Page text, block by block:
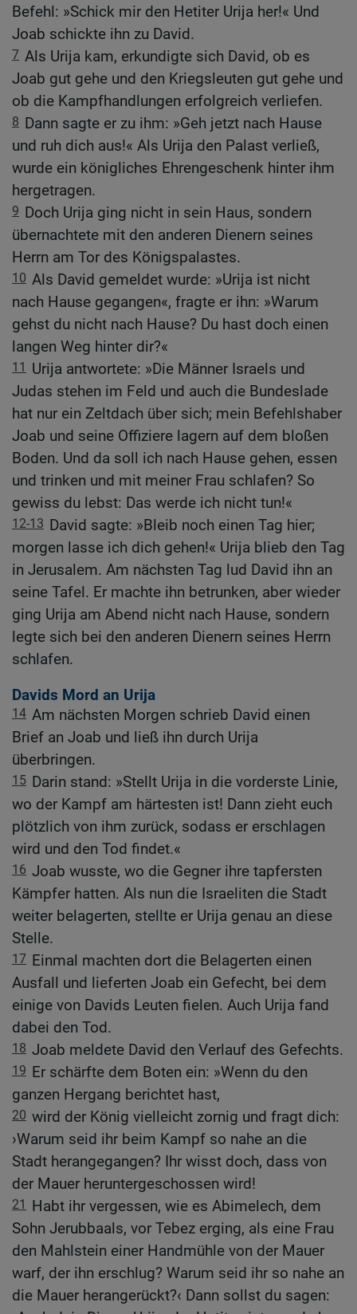
Befehl: »Schick mir den Hetiter Urija her!« Und
Joab schickte ihn zu David.
7 Als Urija kam, erkundigte sich David, ob es
Joab gut gehe und den Kriegsleuten gut gehe und
ob die Kampfhandlungen erfolgreich verliefen.
8 Dann sagte er zu ihm: »Geh jetzt nach Hause
und ruh dich aus!« Als Urija den Palast verließ,
wurde ein königliches Ehrengeschenk hinter ihm
hergetragen.
9 Doch Urija ging nicht in sein Haus, sondern
übernachtete mit den anderen Dienern seines
Herrn am Tor des Königspalastes.
10 Als David gemeldet wurde: »Urija ist nicht
nach Hause gegangen«, fragte er ihn: »Warum
gehst du nicht nach Hause? Du hast doch einen
langen Weg hinter dir?«
11
Urija antwortete: »Die Männer Israels und
Judas stehen im Feld und auch die Bundeslade
hat nur ein Zeltdach über sich; mein Befehlshaber
Joab und seine Offiziere lagern auf dem bloßen
Boden. Und da soll ich nach Hause gehen, essen
und trinken und mit meiner Frau schlafen? So
gewiss du lebst: Das werde ich nicht tun!«
12-13 David sagte: »Bleib noch einen Tag hier;
morgen lasse ich dich gehen!« Urija blieb den Tag
in Jerusalem. Am nächsten Tag lud David ihn an
seine Tafel. Er machte ihn betrunken, aber wieder
ging Urija am Abend nicht nach Hause, sondern
legte sich bei den anderen Dienern seines Herrn
schlafen.
Davids Mord an Urija
14 Am nächsten Morgen schrieb David einen
Brief an Joab und ließ ihn durch Urija
überbringen.
15 Darin stand: »Stellt Urija in die vorderste Linie,
wo der Kampf am härtesten ist! Dann zieht euch
plötzlich von ihm zurück, sodass er erschlagen
wird und den Tod findet.«
16 Joab wusste, wo die Gegner ihre tapfersten
Kämpfer hatten. Als nun die Israeliten die Stadt
weiter belagerten, stellte er Urija genau an diese
Stelle.
17 Einmal machten dort die Belagerten einen
Ausfall und lieferten Joab ein Gefecht, bei dem
einige von Davids Leuten fielen. Auch Urija fand
dabei den Tod.
18 Joab meldete David den Verlauf des Gefechts.
19 Er schärfte dem Boten ein: »Wenn du den
ganzen Hergang berichtet hast,
20 wird der König vielleicht zornig und fragt dich:
›Warum seid ihr beim Kampf so nahe an die
Stadt herangegangen? Ihr wisst doch, dass von
der Mauer heruntergeschossen wird!
21
Habt ihr vergessen, wie es Abimelech, dem
Sohn Jerubbaals, vor Tebez erging, als eine Frau
den Mahlstein einer Handmühle von der Mauer
warf, der ihn erschlug? Warum seid ihr so nahe an
die Mauer herangerückt?‹ Dann sollst du sagen: